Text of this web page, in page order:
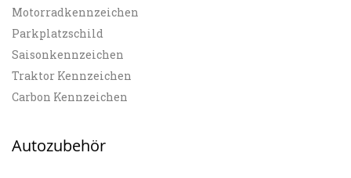
Motorradkennzeichen
Parkplatzschild
Saisonkennzeichen
Traktor Kennzeichen
Carbon Kennzeichen
Autozubehör